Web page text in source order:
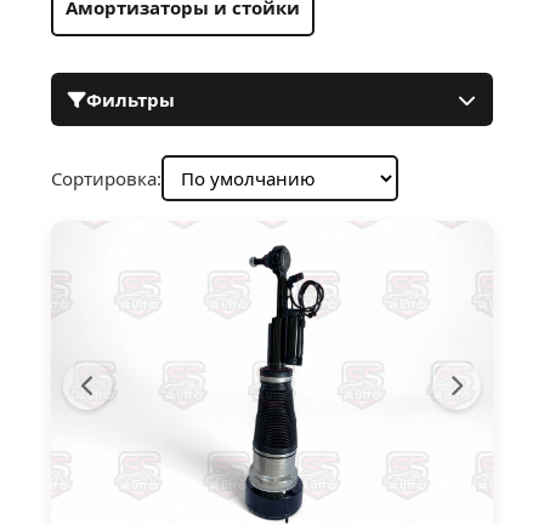
Амортизаторы и стойки
Фильтры
Сортировка: